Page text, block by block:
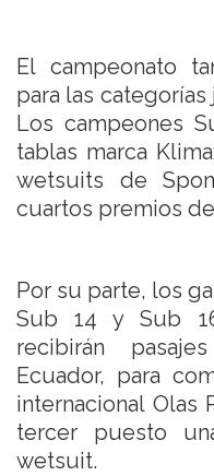
El campeonato
para las categorías
Los campeones
tablas marca
wetsuits de
cuartos premios
Por su parte, los
Sub 14 y Sub
recibirán
Ecuador, para
internacional Olas
tercer puesto
wetsuit.